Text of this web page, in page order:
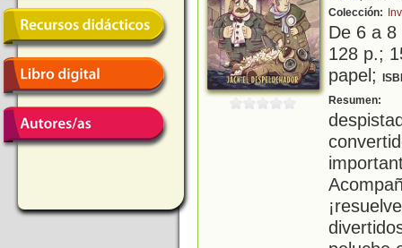
Colección:
De 6 a
128 p.;
papel;
Resumen: